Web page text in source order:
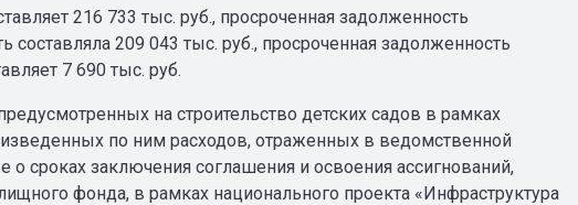
216 733 тыс. руб., просроченная задолженность
составляла 209 043 тыс. руб., просроченная задолженность
7 690 тыс. руб.
на строительство детских садов в рамках
по ним расходов, отраженных в ведомственной
о сроках заключения соглашения и освоения ассигнований,
фонда, в рамках национального проекта «Инфраструктура